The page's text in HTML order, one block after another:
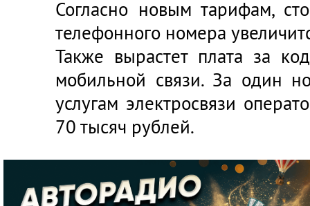
Согласно новым тарифам,
телефонного номера
Также вырастет плата за
мобильной связи. За один
услугам электросвязи
70 тысяч рублей.